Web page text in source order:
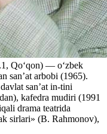
Qo‘qon) — o‘zbek
san’at arbobi (1965).
san’at in-tini
kafedra mudiri (1991
drama teatrida
sirlari» (B. Rahmonov),